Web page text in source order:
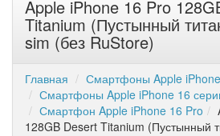
Apple iPhone 16 Pro
Titanium (Пустынный
sim (без RuStore)
Главная
Смартфоны Apple iPhone
Смартфоны Apple iPhone 16
Смартфон Apple iPhone 16 Pro
128GB Desert Titanium (Пустынный